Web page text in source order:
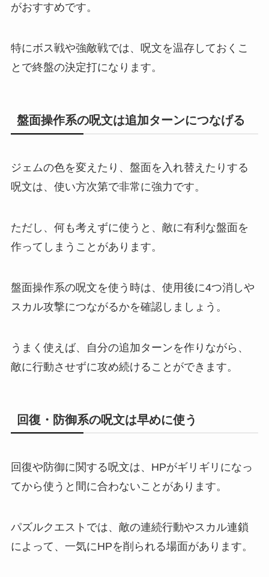
がおすすめです。
特にボス戦や強敵戦では、呪文を温存しておくこ
とで終盤の決定打になります。
盤面操作系の呪文は追加ターンにつなげる
ジェムの色を変えたり、盤面を入れ替えたりする
呪文は、使い方次第で非常に強力です。
ただし、何も考えずに使うと、敵に有利な盤面を
作ってしまうことがあります。
盤面操作系の呪文を使う時は、使用後に4つ消しや
スカル攻撃につながるかを確認しましょう。
うまく使えば、自分の追加ターンを作りながら、
敵に行動させずに攻め続けることができます。
回復・防御系の呪文は早めに使う
回復や防御に関する呪文は、HPがギリギリになっ
てから使うと間に合わないことがあります。
パズルクエストでは、敵の連続行動やスカル連鎖
によって、一気にHPを削られる場面があります。